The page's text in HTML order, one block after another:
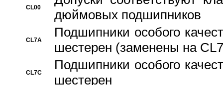
CL00
дюймовых подшипников
CL7A
Подшипники особого
шестерен (заменены на
CL7C
Подшипники особого
шестерен